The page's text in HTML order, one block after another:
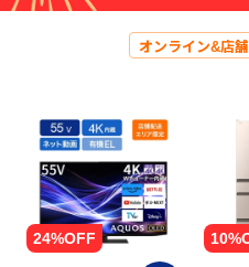
オンライン&店舗